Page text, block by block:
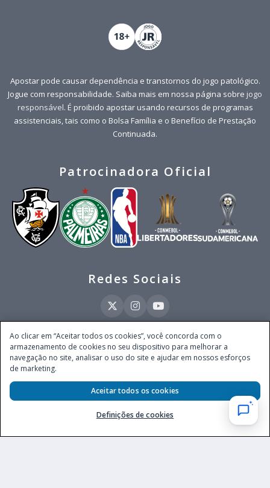
Apostar pode causar dependência e transtornos do jogo patológico.
Jogue com responsabilidade. Saiba mais em nossa página sobre jogo
responsável. É proibido apostar usando recursos de programas
assistenciais, tais como o Bolsa Família e o Benefício de Prestação
Continuada.
Patrocinadora Oficial
Redes Sociais
Este site é operado pela Ventmear Brasil LTDA (CNPJ 52.868.380/0001-84), com
endereço na Avenida Brigadeiro Faria Lima, nº 4.055, 3º andar, Itaim Bibi, no
Município de São Paulo, Estado de São Paulo, CEP 04538-133, Brasil - empresa
Secretaria de Prêmios e Apostas do Ministério da Fazenda, conforme Portaria nº
247, de 07.02.2025, publicada no DOU em 11.2.2025.
Ao clicar em “Aceitar todos os cookies”, você concorda com o
armazenamento de cookies no seu dispositivo para melhorar a
navegação no site, analisar o uso do site e ajudar em nossos esforços
de marketing.
Definições de cookies
Aceitar todos os cookies